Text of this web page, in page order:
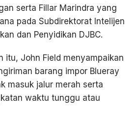
serta Fillar Marindra yang
pada Subdirektorat Intelijen
dan Penyidikan DJBC.
itu, John Field menyampaikan
barang impor Blueray
masuk jalur merah serta
waktu tunggu atau